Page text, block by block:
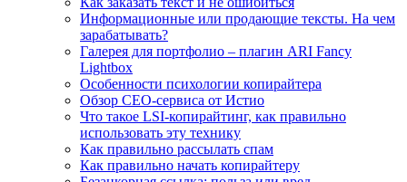
Информационные или продающие тексты. На чем
зарабатывать?
Галерея для портфолио – плагин ARI Fancy
Lightbox
Особенности психологии копирайтера
Обзор СЕО-сервиса от Истио
Что такое LSI-копирайтинг, как правильно
использовать эту технику
Как правильно рассылать спам
Как правильно начать копирайтеру